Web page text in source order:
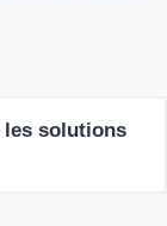
les solutions